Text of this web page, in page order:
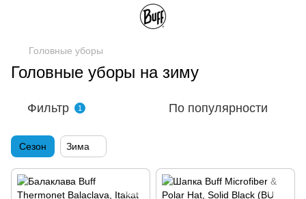
Головные уборы
Головные уборы на зиму
Фильтр 1 По популярности
Сезон Зима